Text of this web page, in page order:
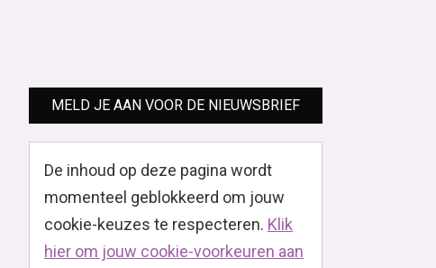
MELD JE AAN VOOR DE NIEUWSBRIEF
De inhoud op deze pagina wordt
momenteel geblokkeerd om jouw
cookie-keuzes te respecteren. Klik
hier om jouw cookie-voorkeuren aan